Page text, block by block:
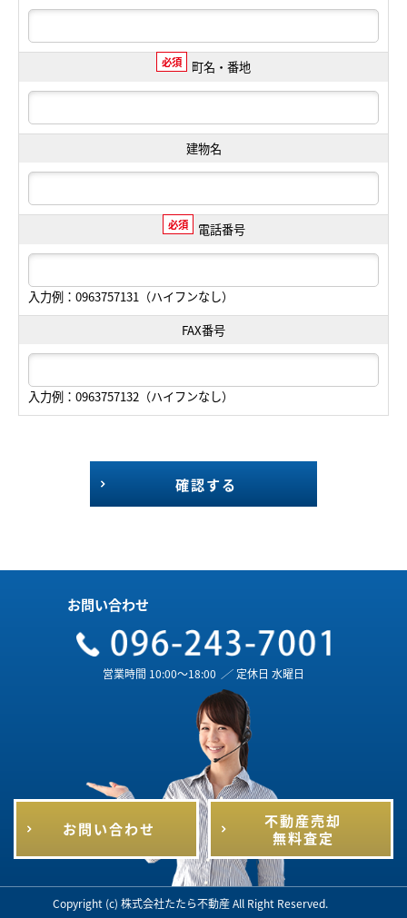
必須 町名・番地
建物名
必須 電話番号
入力例：0963757131（ハイフンなし）
FAX番号
入力例：0963757132（ハイフンなし）
確認する
お問い合わせ
営業時間 10:00～18:00 ／ 定休日 水曜日
お問い合わせ
不動産売却
無料査定
Copyright (c) 株式会社たたら不動産 All Right Reserved.